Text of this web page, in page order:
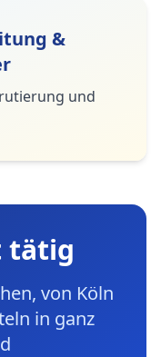
&
und
tätig
von Köln
in ganz